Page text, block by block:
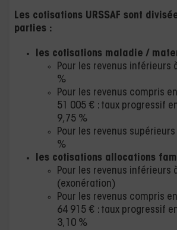
Les cotisations URSSAF sont
parties :
les cotisations maladie /
Pour les revenus inférieurs
%
Pour les revenus compris
51 005 € : taux progressif
9,75 %
Pour les revenus
%
les cotisations allocations
Pour les revenus inférieurs
(exonération)
Pour les revenus compris
64 915 € : taux progressif
3,10 %